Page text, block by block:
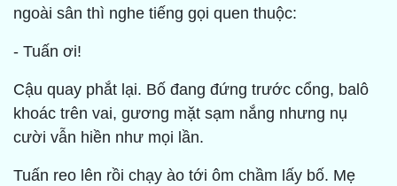
ngoài sân thì nghe tiếng gọi quen thuộc:
- Tuấn ơi!
Cậu quay phắt lại. Bố đang đứng trước cổng, balô
khoác trên vai, gương mặt sạm nắng nhưng nụ
cười vẫn hiền như mọi lần.
Tuấn reo lên rồi chạy ào tới ôm chầm lấy bố. Mẹ